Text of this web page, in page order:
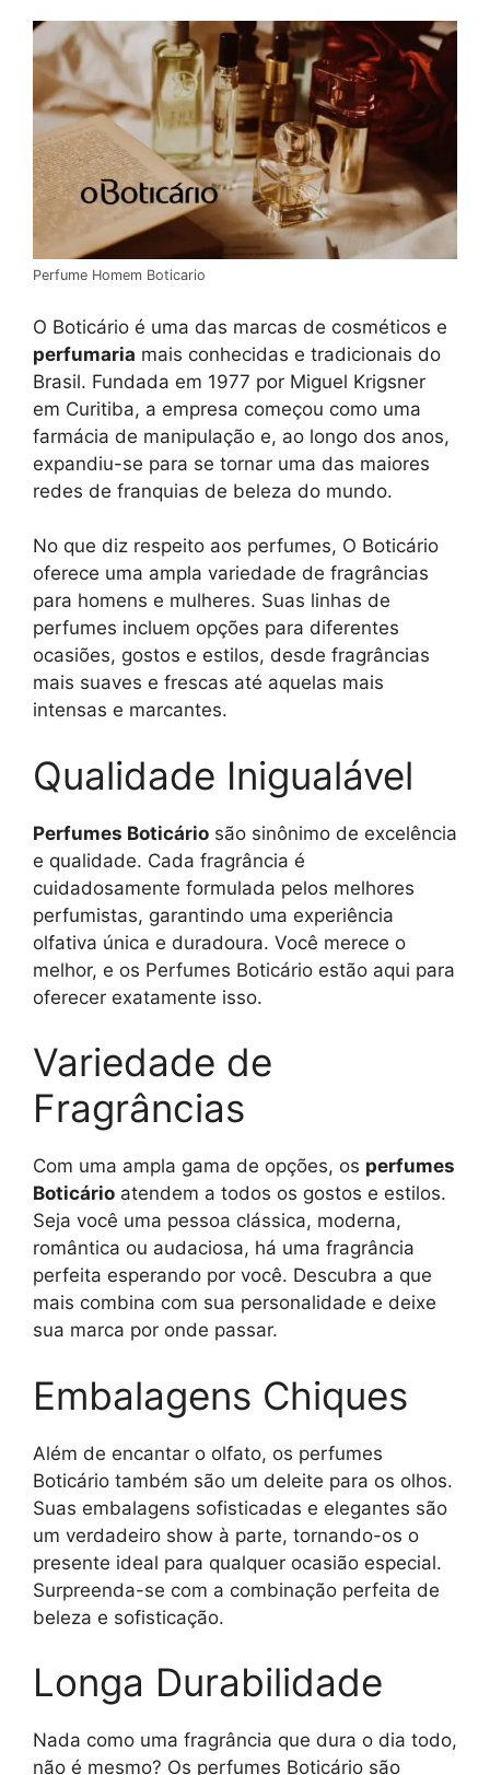
Perfume Homem Boticario
O Boticário é uma das marcas de cosméticos e
perfumaria mais conhecidas e tradicionais do
Brasil. Fundada em 1977 por Miguel Krigsner
em Curitiba, a empresa começou como uma
farmácia de manipulação e, ao longo dos anos,
expandiu-se para se tornar uma das maiores
redes de franquias de beleza do mundo.
No que diz respeito aos perfumes, O Boticário
oferece uma ampla variedade de fragrâncias
para homens e mulheres. Suas linhas de
perfumes incluem opções para diferentes
ocasiões, gostos e estilos, desde fragrâncias
mais suaves e frescas até aquelas mais
intensas e marcantes.
Qualidade Inigualável
Perfumes Boticário são sinônimo de excelência
e qualidade. Cada fragrância é
cuidadosamente formulada pelos melhores
perfumistas, garantindo uma experiência
olfativa única e duradoura. Você merece o
melhor, e os Perfumes Boticário estão aqui para
oferecer exatamente isso.
Variedade de
Fragrâncias
Com uma ampla gama de opções, os perfumes
Boticário atendem a todos os gostos e estilos.
Seja você uma pessoa clássica, moderna,
romântica ou audaciosa, há uma fragrância
perfeita esperando por você. Descubra a que
mais combina com sua personalidade e deixe
sua marca por onde passar.
Embalagens Chiques
Além de encantar o olfato, os perfumes
Boticário também são um deleite para os olhos.
Suas embalagens sofisticadas e elegantes são
um verdadeiro show à parte, tornando-os o
presente ideal para qualquer ocasião especial.
Surpreenda-se com a combinação perfeita de
beleza e sofisticação.
Longa Durabilidade
Nada como uma fragrância que dura o dia todo,
não é mesmo? Os perfumes Boticário são